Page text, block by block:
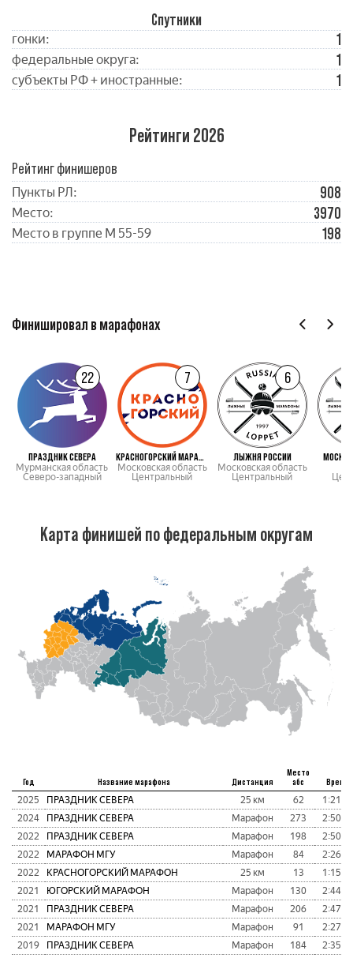
Спутники
гонки: 1
федеральные округа: 1
субъекты РФ + иностранные: 1
Рейтинги 2026
Рейтинг финишеров
Пункты РЛ: 908
Место: 3970
Место в группе М 55-59 198
Финишировал в марафонах
22
ПРАЗДНИК СЕВЕРА
Мурманская область
Северо-западный
7
КРАСНОГОРСКИЙ МАРАФОН
Московская область
Центральный
6
ЛЫЖНЯ РОССИИ
Московская область
Центральный
Карта финишей по федеральным округам
Год Название марафона Дистанция
Место
абс
Время
2025 ПРАЗДНИК СЕВЕРА 25 км 62
2024
ПРАЗДНИК СЕВЕРА Марафон 273
2022
ПРАЗДНИК СЕВЕРА Марафон 198
2022
МАРАФОН МГУ Марафон 84
2022
КРАСНОГОРСКИЙ МАРАФОН 25 км 13
2021
ЮГОРСКИЙ МАРАФОН Марафон 130
2021
ПРАЗДНИК СЕВЕРА Марафон 206
2021
МАРАФОН МГУ Марафон 91
2019
ПРАЗДНИК СЕВЕРА Марафон 184